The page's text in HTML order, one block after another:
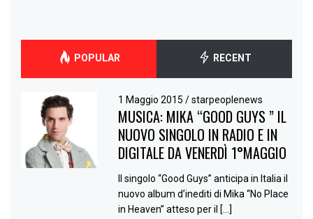
POPULAR RECENT
1 Maggio 2015/ starpeoplenews
MUSICA: MIKA “GOOD GUYS ” IL
NUOVO SINGOLO IN RADIO E IN
DIGITALE DA VENERDÌ 1°MAGGIO
Il singolo “Good Guys” anticipa in Italia il
nuovo album d’inediti di Mika “No Place
in Heaven” atteso per il […]